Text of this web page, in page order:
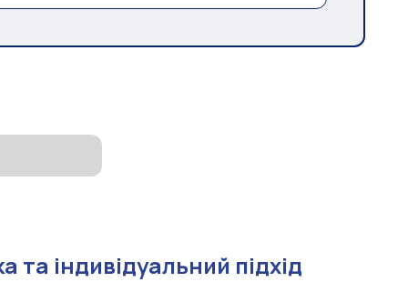
та індивідуальний підхід